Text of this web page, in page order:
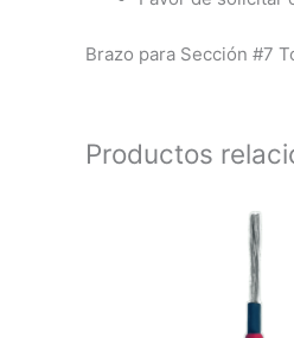
Brazo para Sección #7
Productos